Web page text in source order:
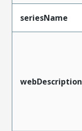
seriesName
webDescription